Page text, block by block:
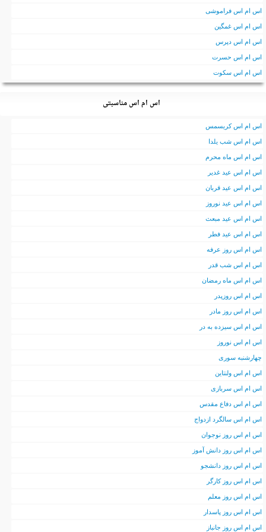
اس ام اس فراموشی
اس ام اس غمگین
اس ام اس دپرس
اس ام اس حسرت
اس ام اس سکوت
اس ام اس مناسبتی
اس ام اس کریسمس
اس ام اس شب یلدا
اس ام اس ماه محرم
اس ام اس عید غدیر
اس ام اس عید قربان
اس ام اس عید نوروز
اس ام اس عید مبعث
اس ام اس عید فطر
اس ام اس روز عرفه
اس ام اس شب قدر
اس ام اس ماه رمضان
اس ام اس روزپدر
اس ام اس روز مادر
اس ام اس سیزده به در
اس ام اس نوروز
چهارشنبه سوری
اس ام اس ولنتاین
اس ام اس سربازی
اس ام اس دفاع مقدس
اس ام اس سالگرد ازدواج
اس ام اس روز نوجوان
اس ام اس روز دانش آموز
اس ام اس روز دانشجو
اس ام اس روز کارگر
اس ام اس روز معلم
اس ام اس روز پاسدار
اس ام اس روز جانباز